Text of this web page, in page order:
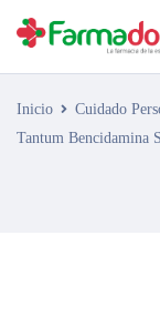
Inicio Cuidado
Tantum Bencidamina